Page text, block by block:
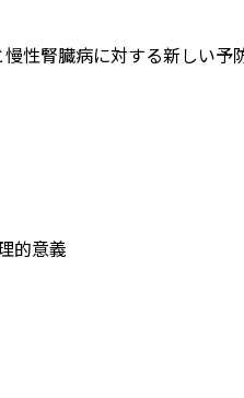
性腎臓病に対する新しい予
的意義